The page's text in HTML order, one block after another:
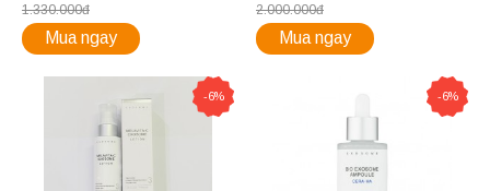
1.330.000đ
Mua ngay
2.000.000đ
Mua ngay
-6% -6%